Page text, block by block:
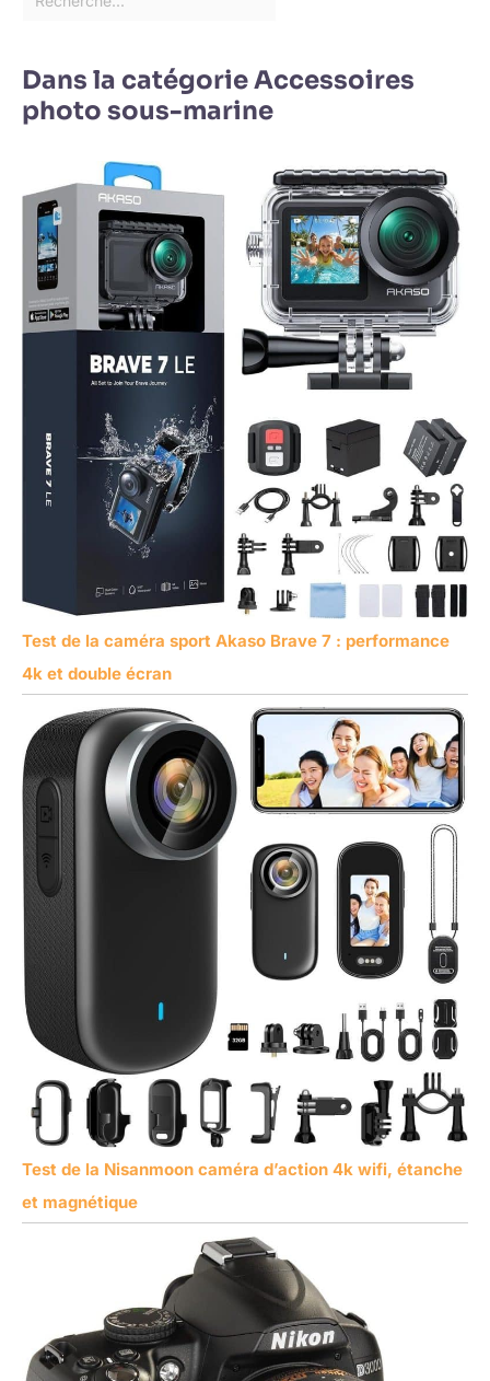
Dans la catégorie Accessoires
photo sous-marine
Test de la caméra sport Akaso Brave 7 : performance
4k et double écran
Test de la Nisanmoon caméra d’action 4k wifi, étanche
et magnétique